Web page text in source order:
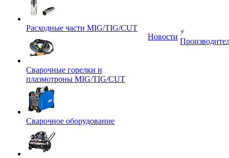
Расходные части MIG/TIG/CUT
Сварочные горелки и
плазмотроны MIG/TIG/CUT
Сварочное оборудование
Новости